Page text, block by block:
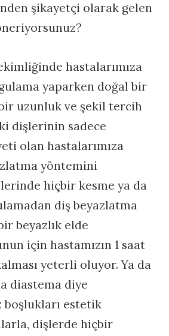
şikayetçi olarak gelen
hastalarımıza
yaparken doğal bir
uzunluk ve şekil tercih
dişlerinin sadece
olan hastalarımıza
yöntemini
hiçbir kesme ya da
diş beyazlatma
beyazlık elde
için hastamızın 1 saat
yeterli oluyor. Ya da
diastema diye
boşlukları estetik
dişlerde hiçbir